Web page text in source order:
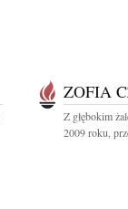
ZOFIA
Z głębokim
2009 roku,